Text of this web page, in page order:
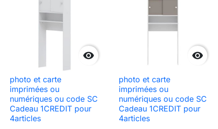

photo et carte
imprimées ou
numériques ou code SC
Cadeau 1CREDIT pour
4articles

photo et carte
imprimées ou
numériques ou code SC
Cadeau 1CREDIT pour
4articles